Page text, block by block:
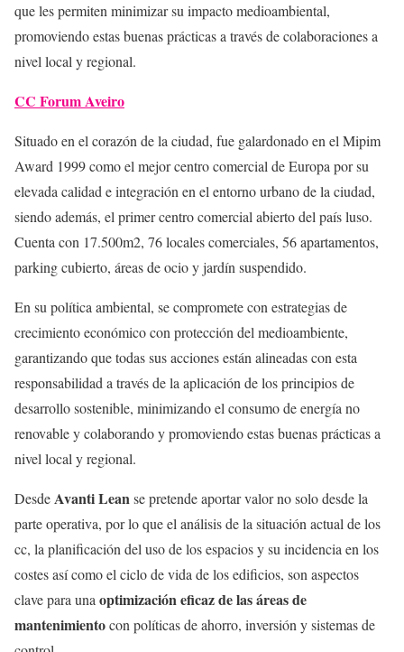
que les permiten minimizar su impacto medioambiental,
promoviendo estas buenas prácticas a través de colaboraciones a
nivel local y regional.
CC Forum Aveiro
Situado en el corazón de la ciudad, fue galardonado en el Mipim
Award 1999 como el mejor centro comercial de Europa por su
elevada calidad e integración en el entorno urbano de la ciudad,
siendo además, el primer centro comercial abierto del país luso.
Cuenta con 17.500m2, 76 locales comerciales, 56 apartamentos,
parking cubierto, áreas de ocio y jardín suspendido.
En su política ambiental, se compromete con estrategias de
crecimiento económico con protección del medioambiente,
garantizando que todas sus acciones están alineadas con esta
responsabilidad a través de la aplicación de los principios de
desarrollo sostenible, minimizando el consumo de energía no
renovable y colaborando y promoviendo estas buenas prácticas a
nivel local y regional.
DesdeAvantiLeanse pretende aportar valor no solo desde la
parte operativa, por lo que el análisis de la situación actual de los
cc, la planificación del uso de los espacios y su incidencia en los
costes así como el ciclo de vida de los edificios, son aspectos
clave para una optimización eficaz de las áreas de
mantenimientocon políticas de ahorro, inversión y sistemas de